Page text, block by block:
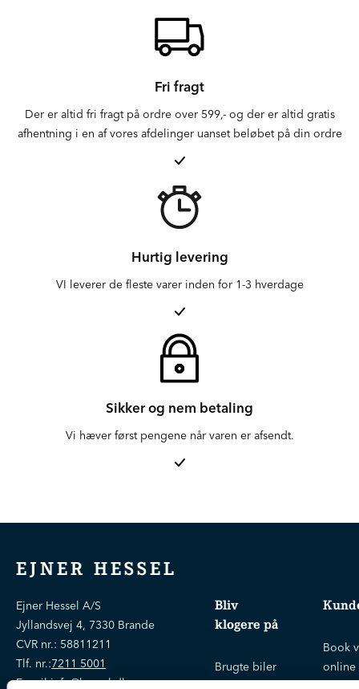
Fri fragt
Der er altid fri fragt på ordre over 599,- og der er altid gratis
afhentning i en af vores afdelinger uanset beløbet på din ordre
Hurtig levering
VI leverer de fleste varer inden for 1-3 hverdage
Sikker og nem betaling
Vi hæver først pengene når varen er afsendt.
EJNER HESSEL
Ejner Hessel A/S
Jyllandsvej 4, 7330 Brande
CVR nr.: 58811211
Tlf. nr.:7211 5001
E-mail:info@hessel.dk
Bliv
klogere på
Brugte biler
Book
online